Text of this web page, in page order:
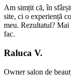
Am simțit că, în
site, ci o experiență
meu. Rezultatul?
fac.
Raluca V.
Owner salon de